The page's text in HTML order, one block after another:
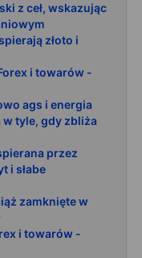
z ceł, wskazując
złoto i
i towarów -
ags i energia
tyle, gdy zbliża
przez
i słabe
zamknięte w
i towarów -